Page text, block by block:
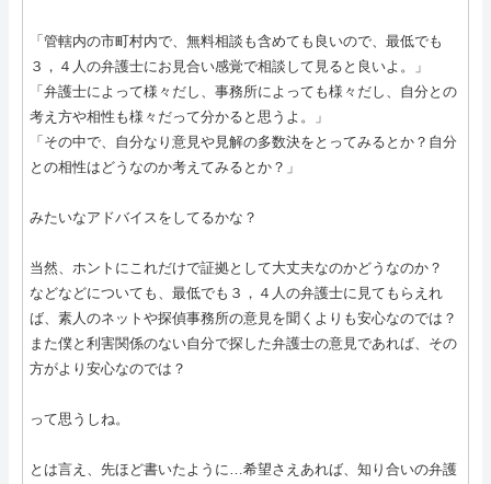
「管轄内の市町村内で、無料相談も含めても良いので、最低でも
３，４人の弁護士にお見合い感覚で相談して見ると良いよ。」
「弁護士によって様々だし、事務所によっても様々だし、自分との
考え方や相性も様々だって分かると思うよ。」
「その中で、自分なり意見や見解の多数決をとってみるとか？自分
との相性はどうなのか考えてみるとか？」
みたいなアドバイスをしてるかな？
当然、ホントにこれだけで証拠として大丈夫なのかどうなのか？
などなどについても、最低でも３，４人の弁護士に見てもらえれ
ば、素人のネットや探偵事務所の意見を聞くよりも安心なのでは？
また僕と利害関係のない自分で探した弁護士の意見であれば、その
方がより安心なのでは？
って思うしね。
とは言え、先ほど書いたように…希望さえあれば、知り合いの弁護